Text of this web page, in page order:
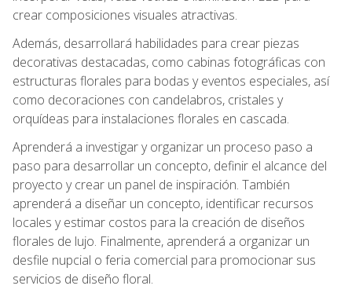
crear composiciones visuales atractivas.
Además, desarrollará habilidades para crear piezas
decorativas destacadas, como cabinas fotográficas con
estructuras florales para bodas y eventos especiales, así
como decoraciones con candelabros, cristales y
orquídeas para instalaciones florales en cascada.
Aprenderá a investigar y organizar un proceso paso a
paso para desarrollar un concepto, definir el alcance del
proyecto y crear un panel de inspiración. También
aprenderá a diseñar un concepto, identificar recursos
locales y estimar costos para la creación de diseños
florales de lujo. Finalmente, aprenderá a organizar un
desfile nupcial o feria comercial para promocionar sus
servicios de diseño floral.